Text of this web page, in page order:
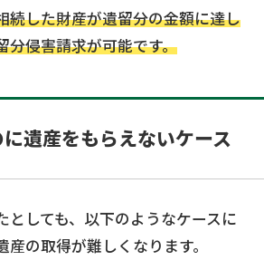
続した財産が遺留分の金額に達し
分侵害請求が可能です。
遺産をもらえないケース
としても、以下のようなケースに
の取得が難しくなります。